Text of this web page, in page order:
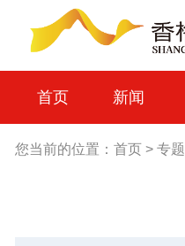
首页 新闻
您当前的位置： 首页 > 专题